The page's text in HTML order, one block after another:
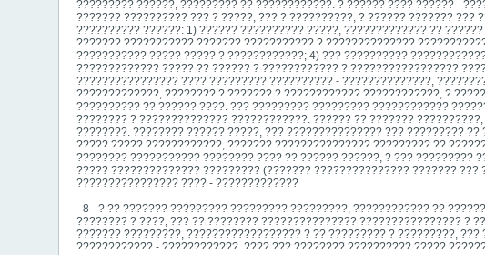
????????? ??????, ????????? ?? ????????????. ? ?????? ???? ?????? -
??????? ?????????? ??? ? ?????, ??? ? ??????????, ? ?????? ???????
?????????? ??????: 1) ?????? ?????????? ?????, ????????????? ??
??????? ??????????? ??????? ??????????? ? ??????????????
??????????? ????? ????? ? ????????????; 4) ??? ??????????
????????????? ????? ?? ?????? ? ???????????? ? ?????????????????
???????????????? ???? ????????? ?????????? - ??????????????,
?????????????, ???????? ? ??????? ? ???????????? ????????????, ?
?????????? ?? ?????? ????. ??? ????????? ????????? ????????????
???????? ? ?????????????? ????????????. ?????? ?? ???????
????????. ???????? ?????? ?????, ??? ??????????????? ??? ?????????
????? ????? ????????????, ??????? ??????????????? ????????? ??
???????? ??????????? ???????? ???? ?? ?????? ??????, ? ??? ?????????
????? ?????????????? ????????? (??????? ??????????????? ???????
???????????????? ???? - ?????????????
- 8 - ? ?? ??????? ????????? ????????? ?????????, ???????????? ??
???????? ? ????, ??? ?? ???????? ??????????????? ???????????????? ?
??????? ?????????, ?????????????????? ? ?? ????????? ? ?????????,
???????????? - ????????????. ???? ??? ???????? ?????????? ?????